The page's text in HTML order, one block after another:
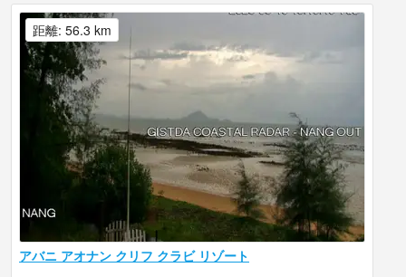
アバニ アオナン クリフ クラビ リゾート
距離: 56.3 km